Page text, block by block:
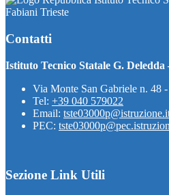
Fabiani Trieste
Contatti
Istituto Tecnico Statale G.
Via Monte San Gabriele n. 48
Tel: +39 040 579022
Email:
PEC:
Sezione Link Utili